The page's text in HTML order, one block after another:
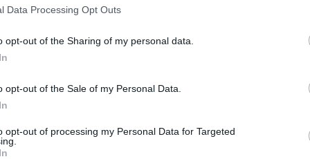
Data Processing Opt Outs
opt-out of the Sharing of my personal data.
opt-out of the Sale of my Personal Data.
opt-out of processing my Personal Data for Targeted
Κασσιτερά
των πυροσβεστικών δυνάμεων που
σε Έβρο και Ροδόπη αναμένεται σήμερα
επισήμανε μάλιστα ο υπουργός
και Πολιτικής Προστασίας,
στον Έβρο , στο πλαίσιο της
για τον έλεγχο της πυρκαγιάς και στις